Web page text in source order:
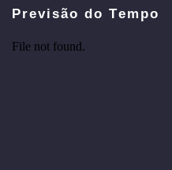
Previsão do Tempo